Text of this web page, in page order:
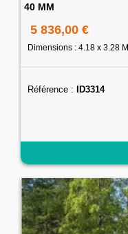
40 MM
5 836,00 €
Dimensions : 4.18 x 3.28 M
Référence : ID3314